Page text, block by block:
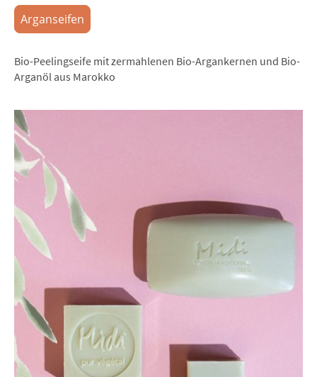
Arganseifen
Bio-Peelingseife mit zermahlenen Bio-Argankernen und Bio-
Arganöl aus Marokko